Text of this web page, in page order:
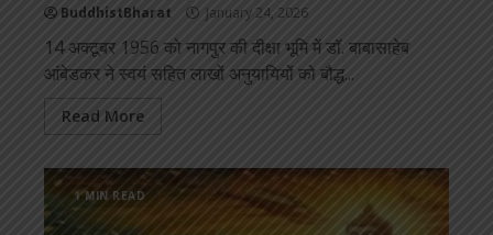
BuddhistBharat January 24, 2026
14 अक्टूबर 1956 को नागपुर की दीक्षा भूमि में डॉ. बाबासाहेब
आंबेडकर ने स्वयं सहित लाखों अनुयायियों को बौद्ध...
Read More
1 MIN READ